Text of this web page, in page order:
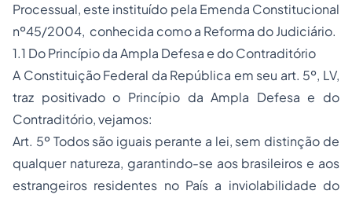
Processual, este instituído pela Emenda Constitucional
nº45/2004, conhecida como a Reforma do Judiciário.
1.1 Do Princípio da Ampla Defesa e do Contraditório
A Constituição Federal da República em seu art. 5º, LV,
traz positivado o Princípio da Ampla Defesa e do
Contraditório, vejamos:
Art. 5º Todos são iguais perante a lei, sem distinção de
qualquer natureza, garantindo-se aos brasileiros e aos
estrangeiros residentes no País a inviolabilidade do